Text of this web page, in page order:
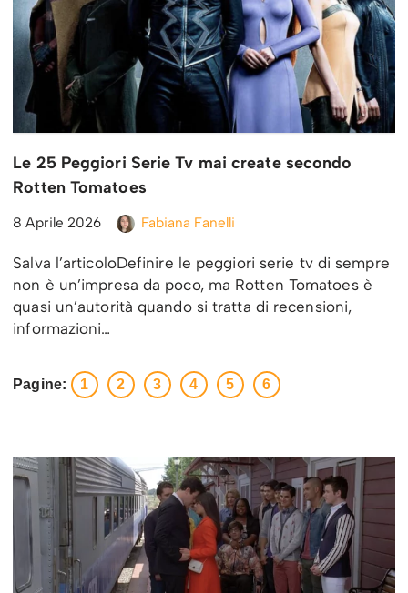
Le 25 Peggiori Serie Tv mai create secondo
Rotten Tomatoes
8 Aprile 2026 Fabiana Fanelli
Salva l’articoloDefinire le peggiori serie tv di sempre
non è un’impresa da poco, ma Rotten Tomatoes è
quasi un’autorità quando si tratta di recensioni,
informazioni…
Pagine: 1 2 3 4 5 6